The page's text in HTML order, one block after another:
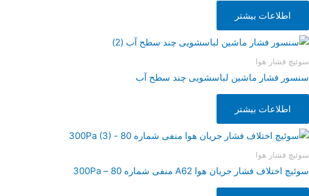
اطلاعات بیشتر
سوئیچ فشار هوا
سنسور فشار ماشین لباسشویی چند سطح آب
اطلاعات بیشتر
سوئیچ فشار هوا
سوئیچ اختلاف فشار جریان هوا A62 منفی شماره 80 – 300Pa